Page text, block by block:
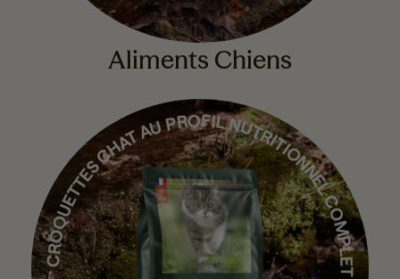
Aliments Chiens
CROQUETTES CHAT AU PROFIL NUTRITIONNEL COMPLET